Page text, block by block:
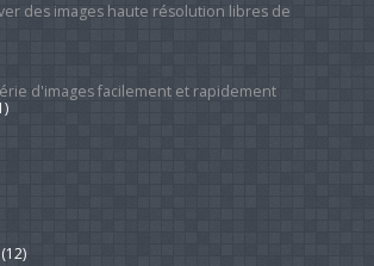
des images haute résolution libres de
d'images facilement et rapidement